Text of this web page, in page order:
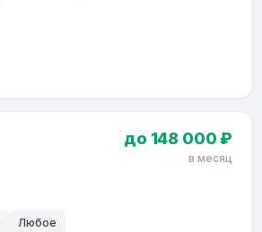
до 148 000 ₽
в месяц
Любое